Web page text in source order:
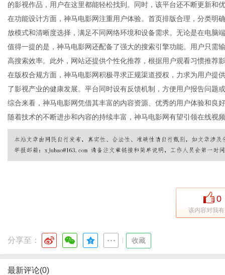
的影视作品，用户在这里都能轻松找到。同时，该平台还不断更新和
在功能设计方面，神马电影网注重用户体验。首页排版合理，分类明
放模式和清晰度选择，满足不同网络环境和设备需求。无论是在电脑
值得一提的是，神马电影网还配备了强大的搜索引擎功能。用户只需
高搜索效率。此外，网站还提供个性化推荐，根据用户观看习惯推荐
在版权合规方面，神马电影网积极寻求正规渠道授权，力求为用户提
了影视产业的健康发展。平台同时设有反馈机制，方便用户报告问题
综合来看，神马电影网凭借其丰富的内容资源、优秀的用户体验和良
随着技术的不断进步和内容的持续丰富，神马电影网有望引领在线视
0
该内容对我
分享至： 收藏
最新评论(0)